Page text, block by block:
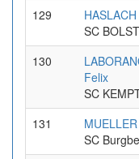
129
SC
130
Felix
SC
131
SC